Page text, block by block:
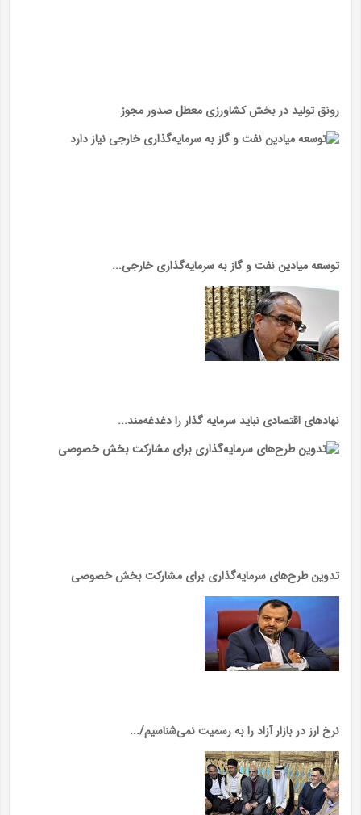
رونق تولید در بخش کشاورزی معطل صدور مجوز
توسعه میادین نفت و گاز به سرمایه‌گذاری خارجی...
نهاد‌های اقتصادی نباید سرمایه گذار را دغدغه‌مند...
تدوین طرح‌های سرمایه‌گذاری برای مشارکت بخش خصوصی
نرخ ارز در بازار آزاد را به رسمیت نمی‌شناسیم/...